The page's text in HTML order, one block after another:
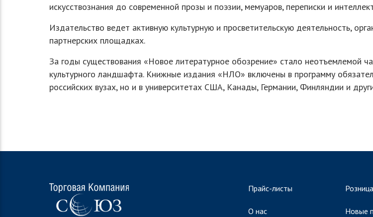
искусствознания до современной прозы и поэзии, мемуаров, переписки и
Издательство ведет активную культурную и просветительскую деятельность,
партнерских площадках.
За годы существования «Новое литературное обозрение» стало неотъемлемой
культурного ландшафта. Книжные издания «НЛО» включены в программу
российских вузах, но и в университетах США, Канады, Германии, Финляндии и
Прайс-листы
О нас
Розница
Новые